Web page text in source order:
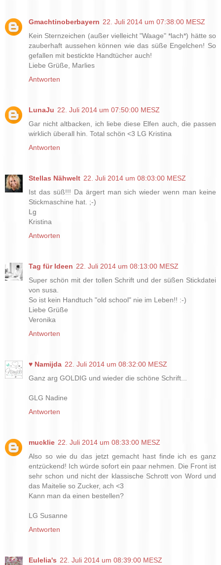
Gmachtinoberbayern 22. Juli 2014 um 07:38:00 MESZ
Kein Sternzeichen (außer vielleicht "Waage" *lach*) hätte so
zauberhaft aussehen können wie das süße Engelchen! So
gefallen mit bestickte Handtücher auch!
Liebe Grüße, Marlies
Antworten
LunaJu 22. Juli 2014 um 07:50:00 MESZ
Gar nicht altbacken, ich liebe diese Elfen auch, die passen
wirklich überall hin. Total schön <3 LG Kristina
Antworten
Stellas Nähwelt 22. Juli 2014 um 08:03:00 MESZ
Ist das süß!!! Da ärgert man sich wieder wenn man keine
Stickmaschine hat. ;-)
Lg
Kristina
Antworten
Tag für Ideen 22. Juli 2014 um 08:13:00 MESZ
Super schön mit der tollen Schrift und der süßen Stickdatei
von susa.
So ist kein Handtuch "old school" nie im Leben!! :-)
Liebe Grüße
Veronika
Antworten
♥ Namijda 22. Juli 2014 um 08:32:00 MESZ
Ganz arg GOLDIG und wieder die schöne Schrift...
GLG Nadine
Antworten
mucklie 22. Juli 2014 um 08:33:00 MESZ
Also so wie du das jetzt gemacht hast finde ich es ganz
entzückend! Ich würde sofort ein paar nehmen. Die Front ist
sehr schon und nicht der klassische Schrott von Word und
das Maitelie so Zucker, ach <3
Kann man da einen bestellen?
LG Susanne
Antworten
Eulelia's 22. Juli 2014 um 08:39:00 MESZ